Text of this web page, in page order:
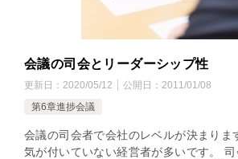
会議の司会とリーダーシップ性
更新日： 2020/05/12 公開日： 2011/01/08
第6章進捗会議
会議の司会者で会社のレベルが決まりま
気が付いていない経営者が多いです。